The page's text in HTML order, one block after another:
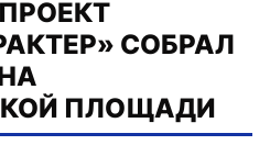
СОБРАЛ
ПЛОЩАДИ